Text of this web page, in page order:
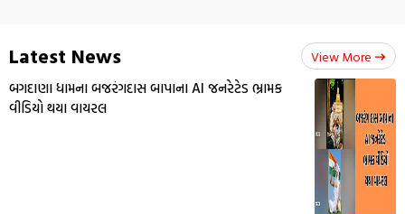
Latest News View More
બગદાણા ધામના બજરંગદાસ બાપાના AI જનરેટેડ ભ્રામક
વીડિયો થયા વાયરલ